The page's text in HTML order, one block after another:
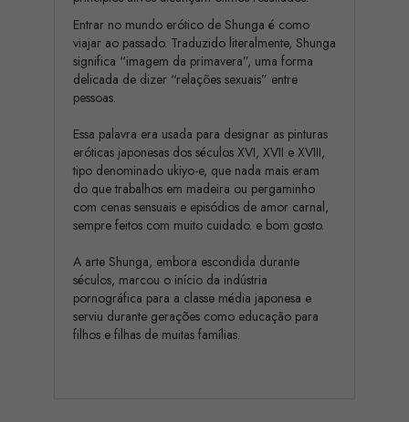
Entrar no mundo erótico de Shunga é como
viajar ao passado. Traduzido literalmente, Shunga
significa “imagem da primavera”, uma forma
delicada de dizer “relações sexuais” entre
pessoas.
Essa palavra era usada para designar as pinturas
eróticas japonesas dos séculos XVI, XVII e XVIII,
tipo denominado ukiyo-e, que nada mais eram
do que trabalhos em madeira ou pergaminho
com cenas sensuais e episódios de amor carnal,
sempre feitos com muito cuidado. e bom gosto.
A arte Shunga, embora escondida durante
séculos, marcou o início da indústria
pornográfica para a classe média japonesa e
serviu durante gerações como educação para
filhos e filhas de muitas famílias.